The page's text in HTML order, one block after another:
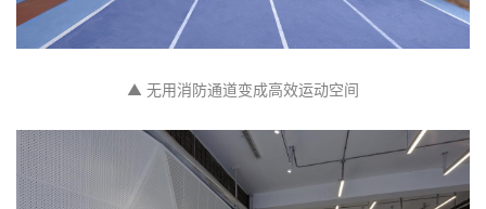
▲ 无用消防通道变成高效运动空间